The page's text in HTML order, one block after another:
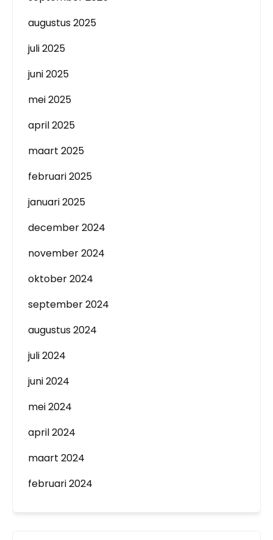
augustus 2025
juli 2025
juni 2025
mei 2025
april 2025
maart 2025
februari 2025
januari 2025
december 2024
november 2024
oktober 2024
september 2024
augustus 2024
juli 2024
juni 2024
mei 2024
april 2024
maart 2024
februari 2024